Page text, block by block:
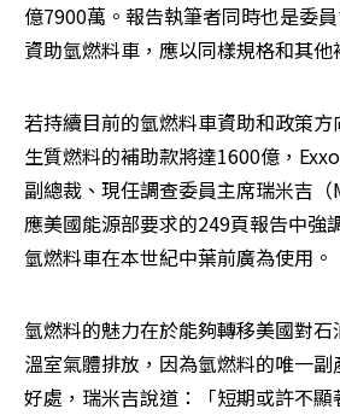
億7900萬。報告執筆者同時也是委
資助氫燃料車，應以同樣規格和其他
若持續目前的氫燃料車資助和政策
生質燃料的補助款將達1600億，
副總裁、現任調查委員主席瑞米吉
應美國能源部要求的249頁報告中強
氫燃料車在本世紀中葉前廣為使用。
氫燃料的魅力在於能夠轉移美國對
溫室氣體排放，因為氫燃料的唯一
好處，瑞米吉說道：「短期或許不